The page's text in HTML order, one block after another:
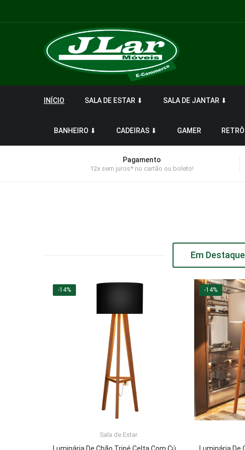
INÍCIO SALA DE ESTAR ⬇ SALA DE JANTAR ⬇
BANHEIRO ⬇ CADEIRAS ⬇ GAMER RETRÔ
Pagamento
12x sem juros* no cartão ou boleto!
Em Destaque
-14%
Sala de Estar
ADICIONAR AO CARRINHO
-14%